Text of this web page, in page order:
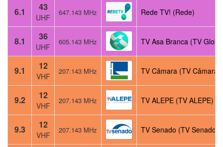
6.1 43
UHF
647.143 MHz Rede TV! (Rede)
8.1 36
UHF
605.143 MHz TV Asa Branca (TV
9.1 12
VHF
207.143 MHz TV Câmara (TV Câmara)
9.2 12
VHF
207.143 MHz TV ALEPE (TV ALEPE)
9.3 12
VHF
207.143 MHz TV Senado (TV Senado)